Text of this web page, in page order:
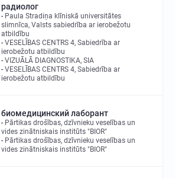
радиолог
Paula Stradiņa klīniskā universitātes
slimnīca, Valsts sabiedrība ar ierobežotu
atbildību
VESELĪBAS CENTRS 4, Sabiedrība ar
ierobežotu atbildību
VIZUĀLĀ DIAGNOSTIKA, SIA
VESELĪBAS CENTRS 4, Sabiedrība ar
ierobežotu atbildību
биомедицинский лаборант
Pārtikas drošības, dzīvnieku veselības un
vides zinātniskais institūts "BIOR"
Pārtikas drošības, dzīvnieku veselības un
vides zinātniskais institūts "BIOR"